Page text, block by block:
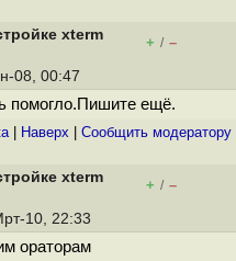
xterm
+ / –
08, 00:47
помогло.Пишите ещё.
| Наверх Cообщить модератору
xterm
+ / –
10, 22:33
ораторам